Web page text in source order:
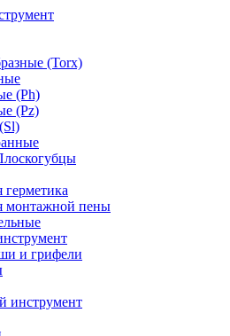
(Torx)
(Ph)
(Pz)
монтажной пены
и грифели
инструмент